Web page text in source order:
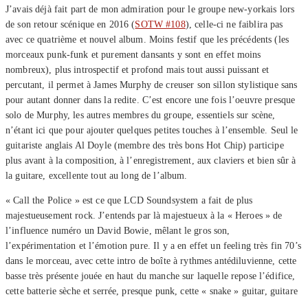
J’avais déjà fait part de mon admiration pour le groupe new-yorkais lors
de son retour scénique en 2016 (SOTW #108), celle-ci ne faiblira pas
avec ce quatrième et nouvel album. Moins festif que les précédents (les
morceaux punk-funk et purement dansants y sont en effet moins
nombreux), plus introspectif et profond mais tout aussi puissant et
percutant, il permet à James Murphy de creuser son sillon stylistique sans
pour autant donner dans la redite. C’est encore une fois l’oeuvre presque
solo de Murphy, les autres membres du groupe, essentiels sur scène,
n’étant ici que pour ajouter quelques petites touches à l’ensemble. Seul le
guitariste anglais Al Doyle (membre des très bons Hot Chip) participe
plus avant à la composition, à l’enregistrement, aux claviers et bien sûr à
la guitare, excellente tout au long de l’album.
« Call the Police » est ce que LCD Soundsystem a fait de plus
majestueusement rock. J’entends par là majestueux à la « Heroes » de
l’influence numéro un David Bowie, mêlant le gros son,
l’expérimentation et l’émotion pure. Il y a en effet un feeling très fin 70’s
dans le morceau, avec cette intro de boîte à rythmes antédiluvienne, cette
basse très présente jouée en haut du manche sur laquelle repose l’édifice,
cette batterie sèche et serrée, presque punk, cette « snake » guitar, guitare